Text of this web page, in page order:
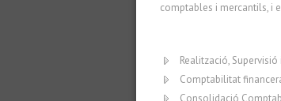
comptables i mercantils, i
Realització,
Comptabilitat